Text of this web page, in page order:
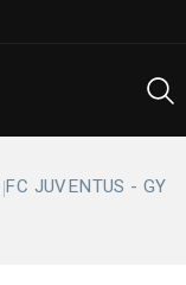
FC JUVENTUS - GY